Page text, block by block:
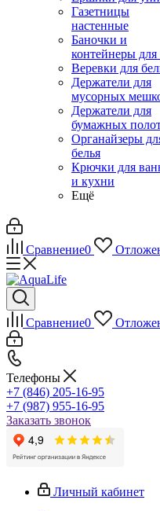
Газетницы
настенные
Баночки и
контейнеры для
Веревки для
Держатели для
мусорных
Держатели для
бумажных
Органайзеры
белья
Крючки для
и кухни
Ещё
Сравнение0
Сравнение0
Телефоны
+7 (846) 205-16-95
+7 (987) 955-16-95
Заказать звонок
Личный кабинет